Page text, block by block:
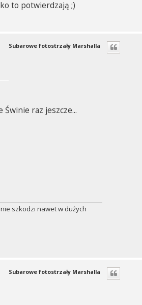
to potwierdzają ;)
Subarowe fotostrzały Marshalla
raz jeszcze...
szkodzi nawet w dużych
Subarowe fotostrzały Marshalla